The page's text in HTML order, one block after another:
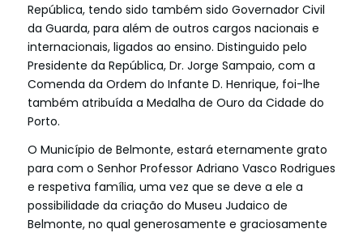
República, tendo sido também sido Governador Civil
da Guarda, para além de outros cargos nacionais e
internacionais, ligados ao ensino. Distinguido pelo
Presidente da República, Dr. Jorge Sampaio, com a
Comenda da Ordem do Infante D. Henrique, foi-lhe
também atribuída a Medalha de Ouro da Cidade do
Porto.
O Município de Belmonte, estará eternamente grato
para com o Senhor Professor Adriano Vasco Rodrigues
e respetiva família, uma vez que se deve a ele a
possibilidade da criação do Museu Judaico de
Belmonte, no qual generosamente e graciosamente